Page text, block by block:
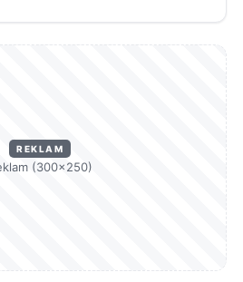
REKLAM
(300×250)